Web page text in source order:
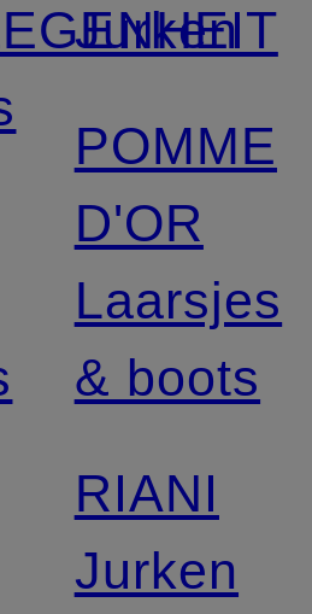
Jurken
POMME
D'OR
Laarsjes
& boots
RIANI
Jurken